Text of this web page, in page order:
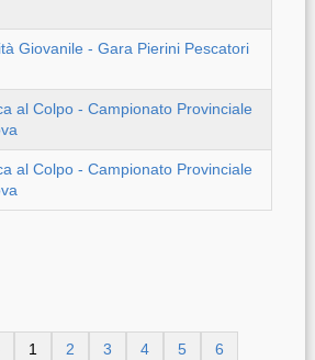
Giovanile - Gara Pierini Pescatori
al Colpo - Campionato Provinciale
al Colpo - Campionato Provinciale
1 2 3 4 5 6